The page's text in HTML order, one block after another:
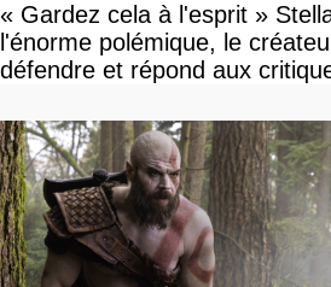
« Gardez cela à l'esprit »
l'énorme polémique, le
défendre et répond aux